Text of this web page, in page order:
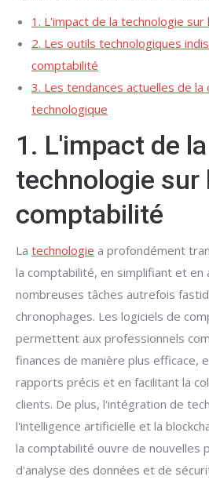
1. L'impact de la technologie
2. Les outils technologiques
comptabilité
3. Les tendances actuelles de la
technologique
1. L'impact de la
technologie sur
comptabilité
La technologie a profondément
la comptabilité, en simplifiant et en
nombreuses tâches autrefois
chronophages. Les logiciels de
permettent aux professionnels
finances de manière plus efficace,
rapports précis et en facilitant la
clients. De plus, l'intégration de
l'intelligence artificielle et la
la comptabilité ouvre de nouvelles
d'analyse des données et de